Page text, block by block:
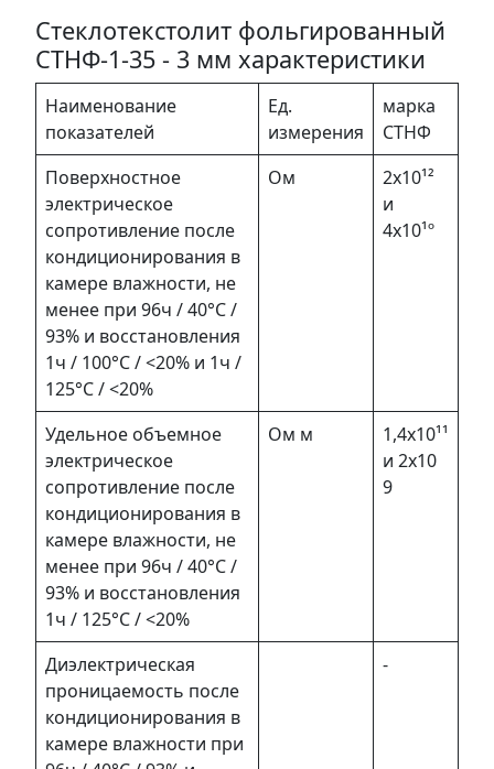
Стеклотекстолит фольгированный
СТНФ-1-35 - 3 мм характеристики
Наименование
показателей
Ед.
измерения
марка
СТНФ
Поверхностное
электрическое
сопротивление после
кондиционирования в
камере влажности, не
менее при 96ч / 40°С /
93% и восстановления
1ч / 100°С / <20% и 1ч /
125°С / <20%
Ом
2х10¹²
и
4х10¹º
Удельное объемное
электрическое
сопротивление после
кондиционирования в
камере влажности, не
менее при 96ч / 40°С /
93% и восстановления
1ч / 125°С / <20%
Ом м
1,4х10¹¹
и 2х10
9
Диэлектрическая
проницаемость после
кондиционирования в
камере влажности при
-